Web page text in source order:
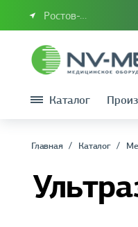
Ростов-на-Дону
Каталог
Главная Каталог